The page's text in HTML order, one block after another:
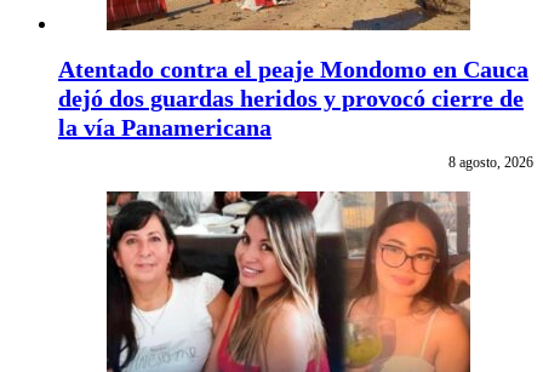
Atentado contra el peaje Mondomo en Cauca
dejó dos guardas heridos y provocó cierre de
la vía Panamericana
8 agosto, 2026